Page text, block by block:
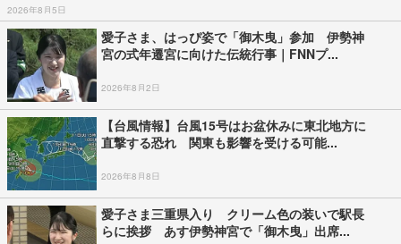
2026年8月5日
愛子さま、はっぴ姿で「御木曳」参加 伊勢神
宮の式年遷宮に向けた伝統行事｜FNNプ...
2026年8月2日
【台風情報】台風15号はお盆休みに東北地方に
直撃する恐れ 関東も影響を受ける可能...
2026年8月8日
愛子さま三重県入り クリーム色の装いで駅長
らに挨拶 あす伊勢神宮で「御木曳」出席...